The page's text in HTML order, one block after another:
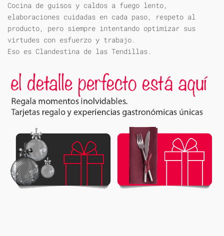
Cocina de guisos y caldos a fuego lento,
elaboraciones cuidadas en cada paso, respeto al
producto, pero siempre intentando optimizar sus
virtudes con esfuerzo y trabajo.
Eso es Clandestina de las Tendillas.